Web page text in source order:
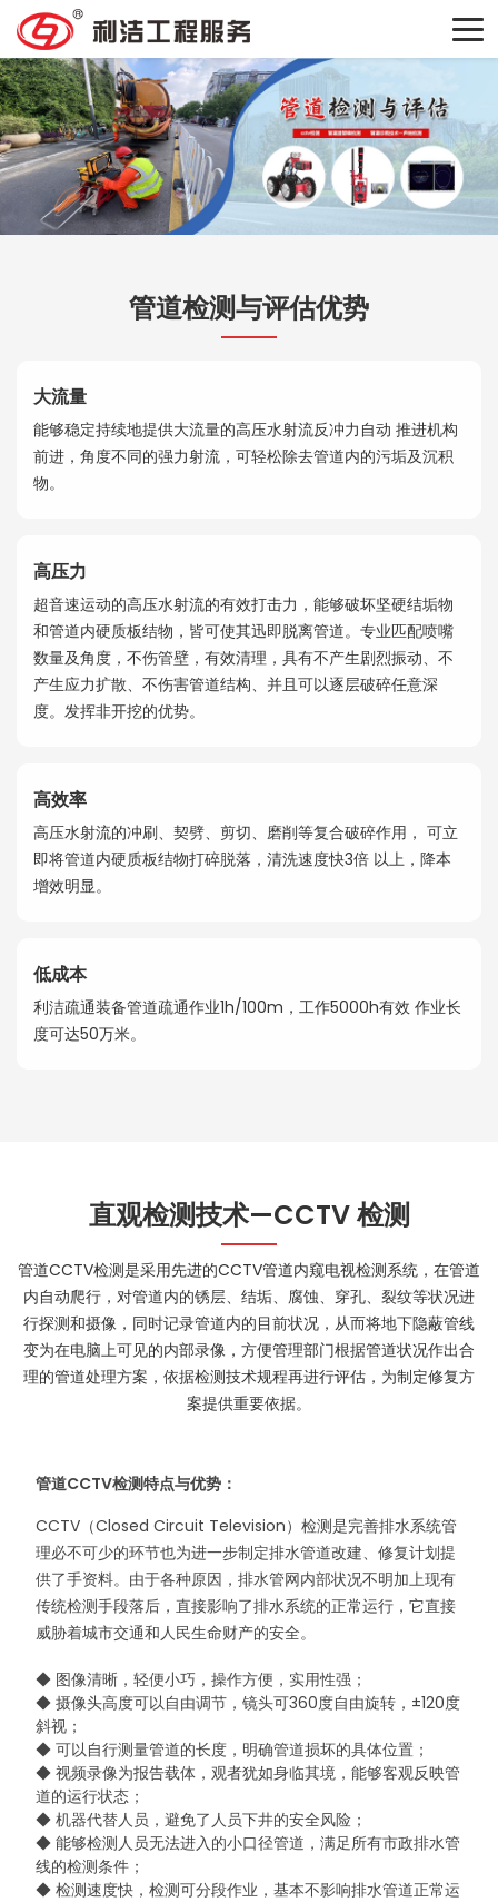
管道检测与评估优势
大流量
能够稳定持续地提供大流量的高压水射流反冲力自动 推进机构
前进，角度不同的强力射流，可轻松除去管道内的污垢及沉积
物。
高压力
超音速运动的高压水射流的有效打击力，能够破坏坚硬结垢物
和管道内硬质板结物，皆可使其迅即脱离管道。专业匹配喷嘴
数量及⻆度，不伤管壁，有效清理，具有不产生剧烈振动、不
产生应力扩散、不伤害管道结构、并且可以逐层破碎任意深
度。发挥非开挖的优势。
高效率
高压水射流的冲刷、契劈、剪切、磨削等复合破碎作用， 可立
即将管道内硬质板结物打碎脱落，清洗速度快3倍 以上，降本
增效明显。
低成本
利洁疏通装备管道疏通作业1h/100m，工作5000h有效 作业长
度可达50万米。
直观检测技术—CCTV 检测
管道CCTV检测是采用先进的CCTV管道内窥电视检测系统，在管道
内自动爬行，对管道内的锈层、结垢、腐蚀、穿孔、裂纹等状况进
行探测和摄像，同时记录管道内的目前状况，从而将地下隐蔽管线
变为在电脑上可见的内部录像，方便管理部门根据管道状况作出合
理的管道处理方案，依据检测技术规程再进行评估，为制定修复方
案提供重要依据。
管道CCTV检测特点与优势：
CCTV（Closed Circuit Television）检测是完善排水系统管
理必不可少的环节也为进一步制定排水管道改建、修复计划提
供了手资料。由于各种原因，排水管网内部状况不明加上现有
传统检测手段落后，直接影响了排水系统的正常运行，它直接
威胁着城市交通和人民生命财产的安全。
◆ 图像清晰，轻便小巧，操作方便，实用性强；
◆ 摄像头高度可以自由调节，镜头可360度自由旋转，±120度
斜视；
◆ 可以自行测量管道的长度，明确管道损坏的具体位置；
◆ 视频录像为报告载体，观者犹如身临其境，能够客观反映管
道的运行状态；
◆ 机器代替人员，避免了人员下井的安全风险；
◆ 能够检测人员无法进入的小口径管道，满足所有市政排水管
线的检测条件；
◆ 检测速度快，检测可分段作业，基本不影响排水管道正常运